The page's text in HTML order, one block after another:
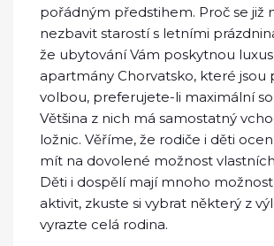
pořádným předstihem. Proč se již
nezbavit starostí s letními
že ubytování Vám poskytnou
apartmány Chorvatsko, které jsou
volbou, preferujete-li maximální
Většina z nich má samostatný
ložnic. Věříme, že rodiče i děti
mít na dovolené možnost
Děti i dospělí mají mnoho
aktivit, zkuste si vybrat některý z
vyrazte celá rodina.